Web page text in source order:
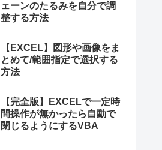
ェーンのたるみを自分で調
整する方法
【EXCEL】図形や画像をま
とめて/範囲指定で選択する
方法
【完全版】EXCELで一定時
間操作が無かったら自動で
閉じるようにするVBA